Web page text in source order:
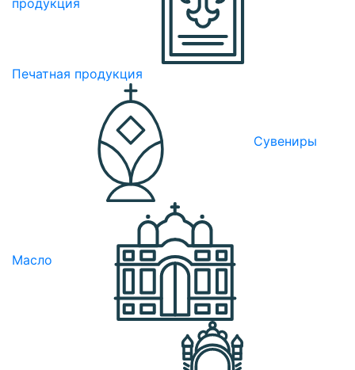
продукция
Печатная продукция
Сувениры
Масло